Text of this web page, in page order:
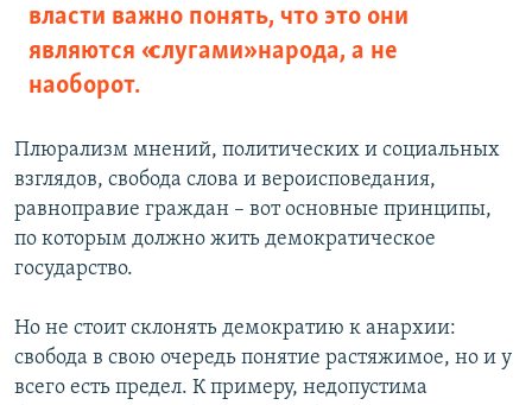
власти важно понять, что это они
являются «слугами» народа, а не
наоборот.
Плюрализм мнений, политических и социальных
взглядов, свобода слова и вероисповедания,
равноправие граждан – вот основные принципы,
по которым должно жить демократическое
государство.
Но не стоит склонять демократию к анархии:
свобода в свою очередь понятие растяжимое, но и у
всего есть предел. К примеру, недопустима